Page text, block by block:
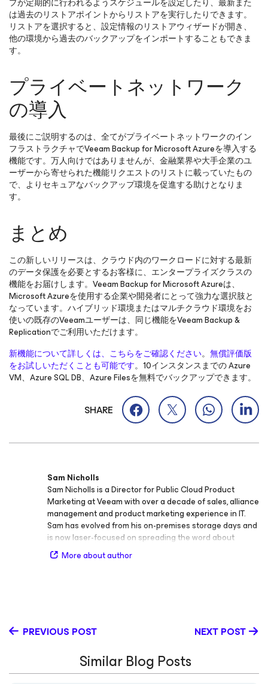
は過去のリストアポイントからリストアを実行したりできます。
リストアを選択すると、設定情報のリストアウィザードが開き、
他の環境から過去のバックアップをインポートすることもできま
す。
プライベートネットワーク
の導入
最後にご説明するのは、全てがプライベートネットワークのイン
フラストラクチャでVeeam Backupfor Microsoft Azureを導入する
機能です。万人向けではありませんが、金融業界や大手企業のユ
ーザーから寄せられた機能リクエストのリストに載っていたもの
で、よりセキュアなバックアップ環境を促進する助けとなりま
す。
まとめ
この新しいリリースは、クラウド内のワークロードに対する最新
のデータ保護を必要とするお客様に、エンタープライズクラスの
機能をお届けします。Veeam Backupfor Microsoft Azureは、
Microsoft Azureを使用する企業や開発者にとって強力な選択肢と
なっています。ハイブリッド環境またはマルチクラウド環境をお
使いの既存のVeeamユーザーは、同じ機能をVeeam Backup &
Replicationでご利用いただけます。
新機能について詳しくは、こちらをご確認ください。 無償評価版
をお試しいただくことも可能です。10インスタンスまでの Azure
VM、Azure SQL DB、Azure Filesを無料でバックアップできます。
SHARE
Sam Nicholls
Sam Nicholls is a Director for Public Cloud Product
Marketing at Veeam with over a decade of sales, alliance
management and product marketing experience in IT.
Sam has evolved from his on-premises storage days and
is now laser-focused on spreading the word about
cloud-native backup and recovery, packing in thousands
of viewers on his webinars, blogs and web pages. When
More about author
PREVIOUS POST NEXT POST
Similar Blog Posts